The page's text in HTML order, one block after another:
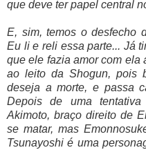
que deve ter papel central
E, sim, temos o desfecho
Eu li e reli essa parte... Já
que ele fazia amor com ela
ao leito da Shogun, pois
deseja a morte, e passa
Depois de uma
Akimoto, braço direito de
se matar, mas
Tsunayoshi é uma